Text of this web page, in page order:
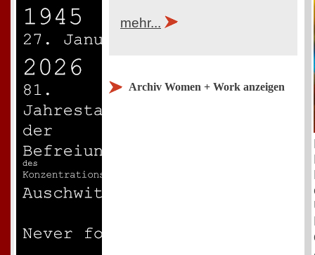
mehr...
Archiv Women + Work anzeigen